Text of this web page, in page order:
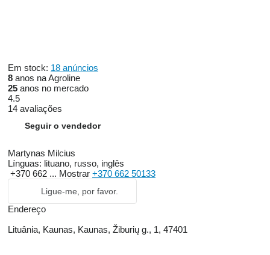
Em stock: 18 anúncios
8 anos na Agroline
25 anos no mercado
4.5
14 avaliações
Seguir o vendedor
Martynas Milcius
Línguas: lituano, russo, inglês
+370 662 ... Mostrar +370 662 50133
Ligue-me, por favor.
Endereço
Lituânia, Kaunas, Kaunas, Žiburių g., 1, 47401